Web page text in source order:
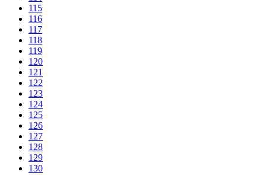
115
116
117
118
119
120
121
122
123
124
125
126
127
128
129
130